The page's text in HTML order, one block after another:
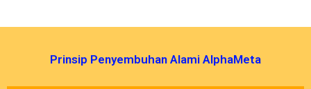
Prinsip Penyembuhan Alami AlphaMeta